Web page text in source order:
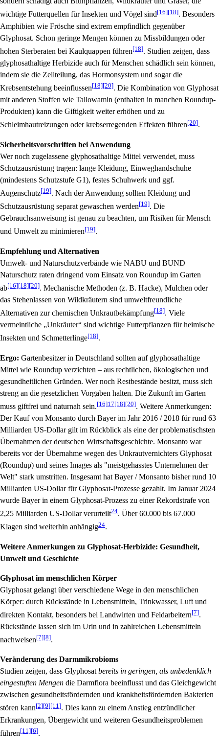
wichtige Futterquellen für Insekten und Vögel sind[16][18]. Besonders
Amphibien wie Frösche sind extrem empfindlich gegenüber
Glyphosat. Schon geringe Mengen können zu Missbildungen oder
hohen Sterberaten bei Kaulquappen führen[18]. Studien zeigen, dass
glyphosathaltige Herbizide auch für Menschen schädlich sein können,
indem sie die Zellteilung, das Hormonsystem und sogar die
Krebsentstehung beeinflussen[18][20]. Die Kombination von Glyphosat
mit anderen Stoffen wie Tallowamin (enthalten in manchen Roundup-
Produkten) kann die Giftigkeit weiter erhöhen und zu
Schleimhautreizungen oder krebserregenden Effekten führen[20].
Sicherheitsvorschriften bei Anwendung
Wer noch zugelassene glyphosathaltige Mittel verwendet, muss
Schutzausrüstung tragen: lange Kleidung, Einweghandschuhe
(mindestens Schutzstufe G1), festes Schuhwerk und ggf.
Augenschutz[19]. Nach der Anwendung sollten Kleidung und
Schutzausrüstung separat gewaschen werden[19]. Die
Gebrauchsanweisung ist genau zu beachten, um Risiken für Mensch
und Umwelt zu minimieren[19].
Empfehlung und Alternativen
Umwelt- und Naturschutzverbände wie NABU und BUND
Naturschutz raten dringend vom Einsatz von Roundup im Garten
ab[16][18][20]. Mechanische Methoden (z. B. Hacke), Mulchen oder
das Stehenlassen von Wildkräutern sind umweltfreundliche
Alternativen zur chemischen Unkrautbekämpfung[18]. Viele
vermeintliche „Unkräuter“ sind wichtige Futterpflanzen für heimische
Insekten und Schmetterlinge[18].
Ergo: Gartenbesitzer in Deutschland sollten auf glyphosathaltige
Mittel wie Roundup verzichten – aus rechtlichen, ökologischen und
gesundheitlichen Gründen. Wer noch Restbestände besitzt, muss sich
streng an die gesetzlichen Vorgaben halten. Die Zukunft im Garten
muss giftfrei und naturnah sein.[16]17[18][20]. Weitere Anmerkungen:
Der Kauf von Monsanto durch Bayer im Jahr 2016 / 2018 für rund 63
Milliarden US-Dollar gilt im Rückblick als eine der problematischsten
Übernahmen der deutschen Wirtschaftsgeschichte. Monsanto war
bereits vor der Übernahme wegen des Unkrautvernichters Glyphosat
(Roundup) und seines Images als "meistgehasstes Unternehmen der
Welt" stark umstritten. Insgesamt hat Bayer / Monsanto bisher rund 10
Milliarden US-Dollar für Glyphosat-Prozesse gezahlt. Im Januar 2024
wurde Bayer in einem Glyphosat-Prozess zu einer Rekordstrafe von
2,25 Milliarden US-Dollar verurteilt24. Über 60.000 bis 67.000
Klagen sind weiterhin anhängig24.
Weitere Anmerkungen zu Glyphosat-Herbizide: Gesundheit,
Umwelt und Geschichte
Glyphosat im menschlichen Körper
Glyphosat gelangt über verschiedene Wege in den menschlichen
Körper: durch Rückstände in Lebensmitteln, Trinkwasser, Luft und
direkten Kontakt, besonders bei Landwirten und Feldarbeitern[7].
Rückstände lassen sich im Urin und in zahlreichen Lebensmitteln
nachweisen[7][8].
Veränderung des Darmmikrobioms
Studien zeigen, dass Glyphosat bereits in geringen, als unbedenklich
eingestuften Mengen die Darmflora beeinflusst und das Gleichgewicht
zwischen gesundheitsfördernden und krankheitsfördernden Bakterien
stören kann[2][9][11]. Dies kann zu einem Anstieg entzündlicher
Erkrankungen, Übergewicht und weiteren Gesundheitsproblemen
führen[11][6].